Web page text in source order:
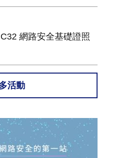
網路安全基礎證照
活動